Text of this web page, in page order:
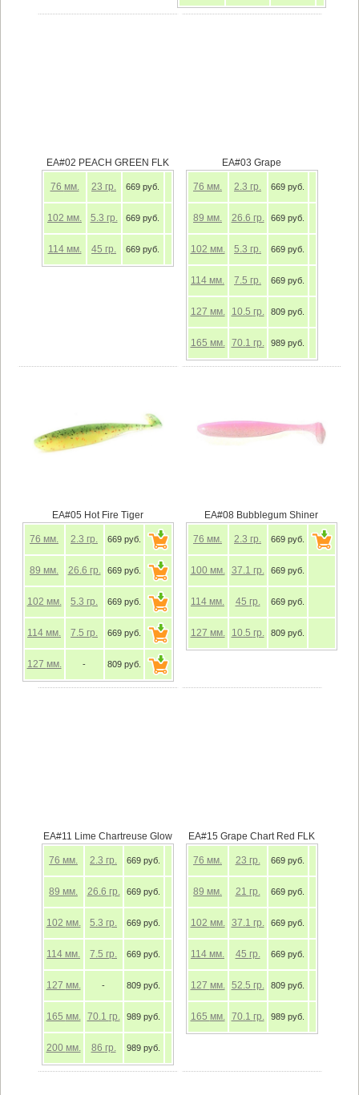
EA#02 PEACH GREEN FLK
76 мм. 23 гр. 669 руб.
102 мм. 5.3 гр. 669 руб.
114 мм. 45 гр. 669 руб.
EA#03 Grape
76 мм. 2.3 гр. 669 руб.
89 мм. 26.6 гр. 669 руб.
102 мм. 5.3 гр. 669 руб.
114 мм. 7.5 гр. 669 руб.
127 мм. 10.5 гр. 809 руб.
165 мм. 70.1 гр. 989 руб.
EA#05 Hot Fire Tiger
76 мм. 2.3 гр. 669 руб.
89 мм. 26.6 гр. 669 руб.
102 мм. 5.3 гр. 669 руб.
114 мм. 7.5 гр. 669 руб.
127 мм. - 809 руб.
EA#08 Bubblegum Shiner
76 мм. 2.3 гр. 669 руб.
100 мм. 37.1 гр. 669 руб.
114 мм. 45 гр. 669 руб.
127 мм. 10.5 гр. 809 руб.
EA#11 Lime Chartreuse Glow
76 мм. 2.3 гр. 669 руб.
89 мм. 26.6 гр. 669 руб.
102 мм. 5.3 гр. 669 руб.
114 мм. 7.5 гр. 669 руб.
127 мм. - 809 руб.
165 мм. 70.1 гр. 989 руб.
200 мм. 86 гр. 989 руб.
EA#15 Grape Chart Red FLK
76 мм. 23 гр. 669 руб.
89 мм. 21 гр. 669 руб.
102 мм. 37.1 гр. 669 руб.
114 мм. 45 гр. 669 руб.
127 мм. 52.5 гр. 809 руб.
165 мм. 70.1 гр. 989 руб.